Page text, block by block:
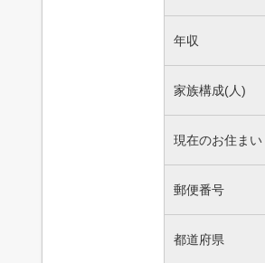
年収
家族構成(人)
現在のお住まい
郵便番号
都道府県